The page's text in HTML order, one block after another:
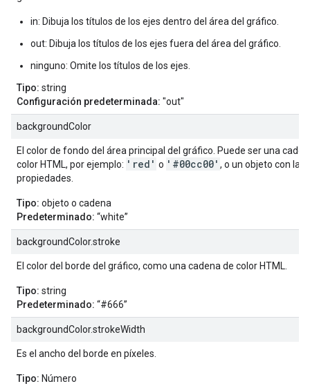
in: Dibuja los títulos de los ejes dentro del área del gráfico.
out: Dibuja los títulos de los ejes fuera del área del gráfico.
ninguno: Omite los títulos de los ejes.
Tipo: string
Configuración predeterminada: "out"
backgroundColor
El color de fondo del área principal del gráfico. Puede ser una
color HTML, por ejemplo: 'red' o '#00cc00' , o un objeto con las
propiedades.
Tipo: objeto o cadena
Predeterminado: “white”
backgroundColor.stroke
El color del borde del gráfico, como una cadena de color HTML.
Tipo: string
Predeterminado: “#666”
backgroundColor.strokeWidth
Es el ancho del borde en píxeles.
Tipo: Número